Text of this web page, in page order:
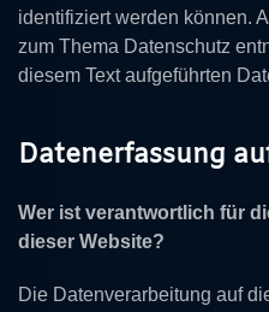
identifiziert werden können.
zum Thema Datenschutz
diesem Text aufgeführten
Datenerfassung
Wer ist verantwortlich für
dieser Website?
Die Datenverarbeitung auf